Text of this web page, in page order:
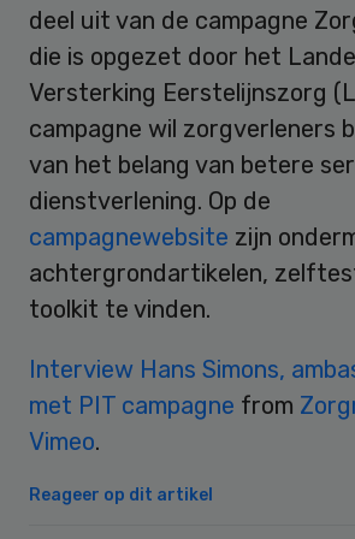
deel uit van de campagne
die is opgezet door het
Versterking Eerstelijnszorg
campagne wil zorgverleners
van het belang van betere
dienstverlening. Op de
campagnewebsite zijn
achtergrondartikelen,
toolkit te vinden.
Interview Hans Simons,
met PIT campagne from
Vimeo.
Reageer op dit artikel